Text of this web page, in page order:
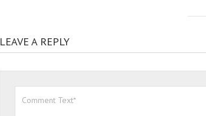
LEAVE A REPLY